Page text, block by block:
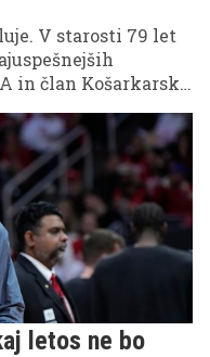
V starosti 79 let
in član Košarkarske
letos ne bo